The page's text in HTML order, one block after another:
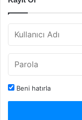
Beni hatırla